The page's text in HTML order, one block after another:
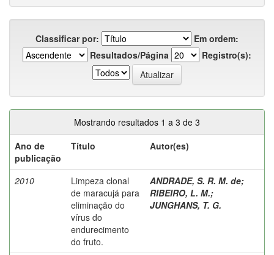
Classificar por:
Em ordem:
Resultados/Página
Registro(s):
Mostrando resultados 1 a 3 de 3
Ano de
publicação
Título Autor(es)
2010
Limpeza clonal
de maracujá para
eliminação do
vírus do
endurecimento
do fruto.
ANDRADE, S. R. M. de;
RIBEIRO, L. M.;
JUNGHANS, T. G.